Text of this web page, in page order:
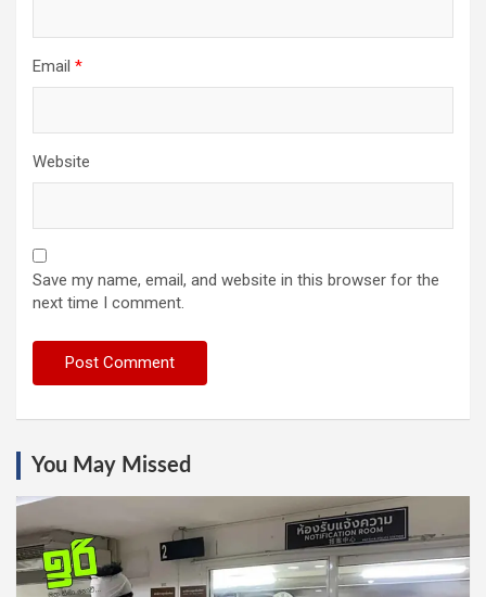
Email *
Website
Save my name, email, and website in this browser for the
next time I comment.
You May Missed